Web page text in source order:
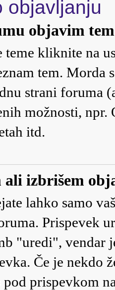
objavljanju
objavim
teme kliknite na
tem. Morda
strani foruma
možnosti,
itd.
izbrišem
lahko samo
Prispevek
"uredi", vendar
Če je nekdo
prispevkom